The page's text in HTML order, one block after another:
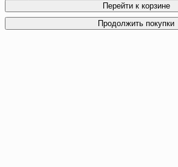
Перейти к корзине
Продолжить покупки